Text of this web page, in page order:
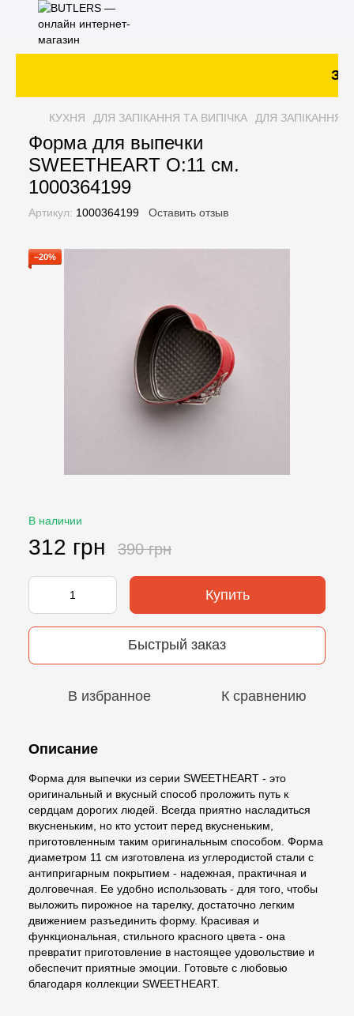
КУХНЯ ДЛЯ ЗАПІКАННЯ ТА ВИПІЧКА ДЛЯ ЗАПІКАННЯ
Форма для выпечки
SWEETHEART O:11 см.
1000364199
Артикул: 1000364199 Оставить отзыв
−20%
В наличии
312 грн 390 грн
Купить
Быстрый заказ
В избранное К сравнению
Описание
Форма для выпечки из серии SWEETHEART - это
оригинальный и вкусный способ проложить путь к
сердцам дорогих людей. Всегда приятно насладиться
вкусненьким, но кто устоит перед вкусненьким,
приготовленным таким оригинальным способом. Форма
диаметром 11 см изготовлена из углеродистой стали с
антипригарным покрытием - надежная, практичная и
долговечная. Ее удобно использовать - для того, чтобы
выложить пирожное на тарелку, достаточно легким
движением разъединить форму. Красивая и
функциональная, стильного красного цвета - она
превратит приготовление в настоящее удовольствие и
обеспечит приятные эмоции. Готовьте с любовью
благодаря коллекции SWEETHEART.